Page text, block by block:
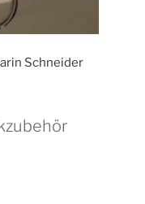
Schneider